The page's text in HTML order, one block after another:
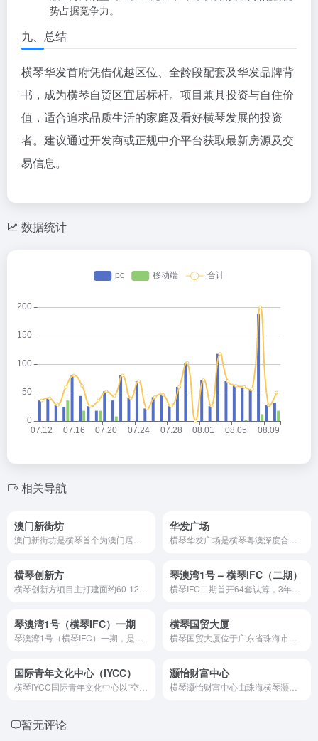
势占据竞争力。
九、总结
横琴华发首府凭借优越区位、全龄段配套及华发品牌背
书，成为横琴自贸区宜居标杆。项目兼具投资与自住价
值，适合追求品质生活的家庭及看好横琴发展的投资
者。建议通过开发商或正规中介平台获取最新房源及交
易信息。
数据统计
相关导航
澳门新街坊 华发广场
横琴创新方 琴澳湾1号 – 横琴IFC（二期）
琴澳湾1号（横琴IFC）一期 横琴国贸大厦
国际青年文化中心（IYCC） 灏怡财富中心
暂无评论